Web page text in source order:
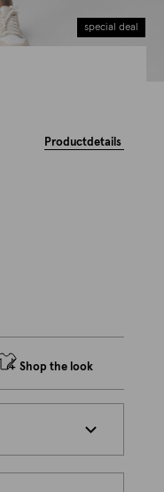
special deal
Productdetails
Shop the look